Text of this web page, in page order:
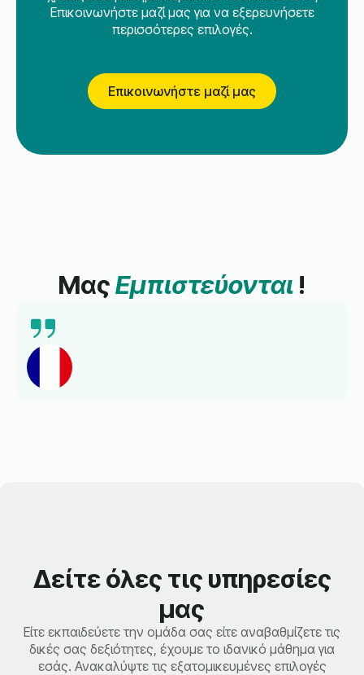
Επικοινωνήστε μαζί μας για να εξερευνήσετε
περισσότερες επιλογές.
Επικοινωνήστε μαζί μας
ΜαςΕμπιστεύονται !
Δείτε όλες τις υπηρεσίες
μας
Είτε εκπαιδεύετε την ομάδα σας είτε αναβαθμίζετε τις
δικές σας δεξιότητες, έχουμε το ιδανικό μάθημα για
εσάς. Ανακαλύψτε τις εξατομικευμένες επιλογές